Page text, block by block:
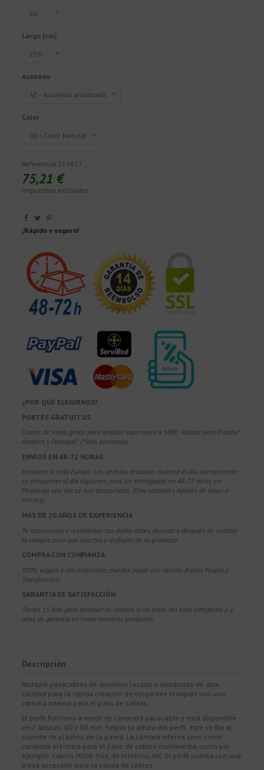
Largo (cm)
Acabado
Color
Referencia 153677
75,21 €
Impuestos excluidos
¡Rápido y seguro!
¿POR QUÉ ELEGIRNOS?
PORTES GRATUITOS
Costes de envío gratis para pedidos superiores a 100€. Válidos para España*,
Andorra y Portugal*. (*Solo península)
ENVÍOS EN 48-72 HORAS
Enviamos a toda Europa. Los pedidos recibidos durante el día, normalmente
se despachan al día siguiente, para ser entregados en 48-72 horas en
Península una vez se han despachado. (Días laborales hábiles de lunes a
viernes)
MÁS DE 20 AÑOS DE EXPERIENCIA
Te asesoramos y resolvemos tus dudas antes, durante y después de realizar
la compra, para que aciertes y disfrutes de tu producto.
COMPRA CON CONFIANZA
100% segura y con protección, puedes pagar con Tarjeta, Bizum, Paypal y
Transferencia.
GARANTÍA DE SATISFACCIÓN
Tienes 15 días para devolver tu compra si no estás del todo satisfecho y 2
años de garantía en todos nuestros productos.
Descripción
Rodapié pasacables de aluminio lacado o anodizado de alta
calidad para la rápida creación de elegantes rodapiés con una
cámara interna para el paso de cables.
El perfil funciona a modo de canaleta pasacable y está disponible
en 2 alturas: 60 y 80 mm. Según la altura del perfil, éste se fija al
soporte de plástico de la pared. La cámara interna sirve como
canaleta eléctrica para el paso de cables multimedia, como por
ejemplo: cables HDMI, VGA, de teléfono, etc. El perfil cuenta con una
pieza accesorio para la salida de cables.